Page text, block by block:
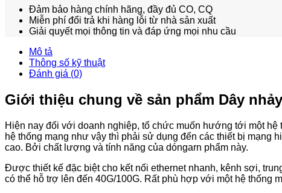
Đảm bảo hàng chính hãng, đầy đủ CO, CQ
Miễn phí đổi trả khi hàng lỗi từ nhà sản xuất
Giải quyết mọi thông tin và đáp ứng mọi nhu cầu
Mô tả
Thông số kỹ thuật
Đánh giá (0)
Giới thiệu chung về sản phẩm Dây
Hiện nay đối với doanh nghiệp, tổ chức muốn hướng tới một
hệ thống mạng như vậy thì phải sử dụng đến các thiết bị mạng
cao. Bởi chất lượng và tính năng của dóngarn phẩm này.
Được thiết kế đặc biệt cho kết nối ethernet nhanh, kênh sợi,
có thể hỗ trợ lên đến 40G/100G. Rất phù hợp với một hệ thống